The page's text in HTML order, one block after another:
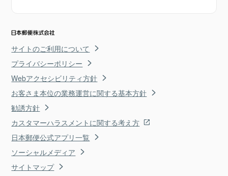
サイトのご利用について
プライバシーポリシー
Webアクセシビリティ方針
お客さま本位の業務運営に関する基本方針
勧誘方針
カスタマーハラスメントに関する考え方
日本郵便公式アプリ一覧
ソーシャルメディア
サイトマップ